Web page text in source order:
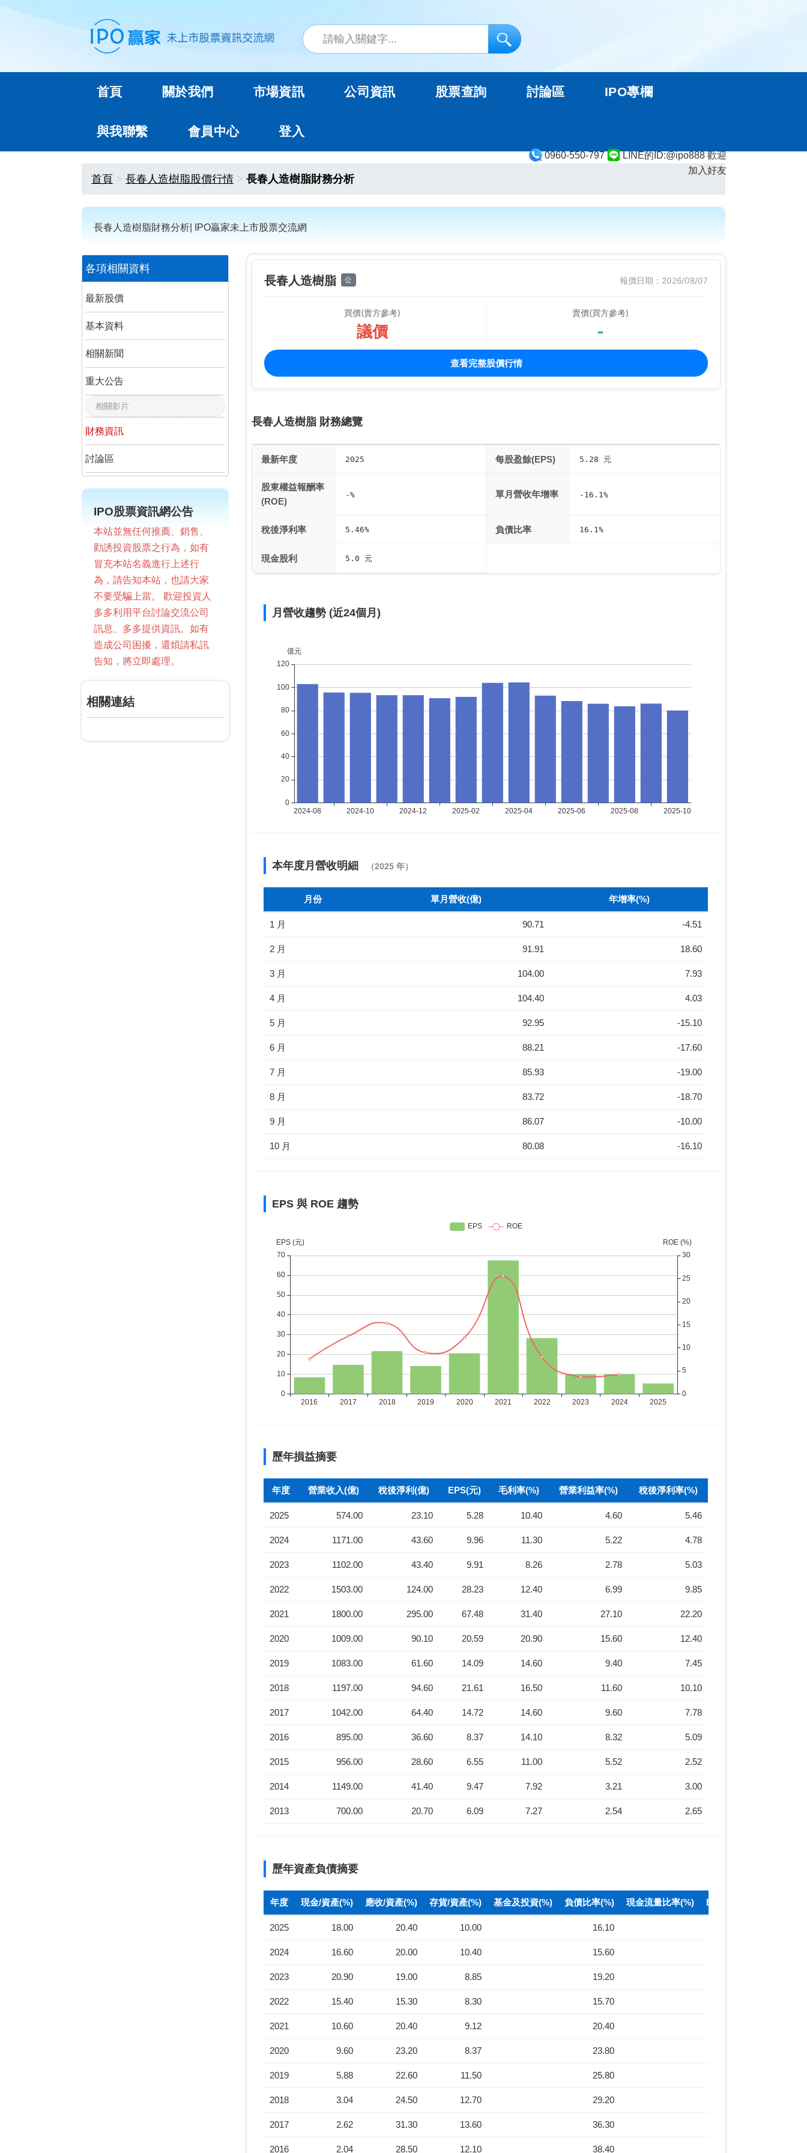
0960-550-797
LINE的ID:@ipo888 歡迎
加入好友
首頁 關於我們 市場資訊 公司資訊 股票查詢 討論區 IPO專欄
與我聯繫 會員中心 登入
首頁 長春人造樹脂股價行情 長春人造樹脂財務分析
長春人造樹脂財務分析| IPO贏家未上市股票交流網
各項相關資料
最新股價
基本資料
相關新聞
重大公告
相關影片
財務資訊
討論區
IPO股票資訊網公告
本站並無任何推薦、銷售、
勸誘投資股票之行為，如有
冒充本站名義進行上述行
為，請告知本站，也請大家
不要受騙上當。 歡迎投資人
多多利用平台討論交流公司
訊息、多多提供資訊。如有
造成公司困擾，還煩請私訊
告知，將立即處理。
相關連結
長春人造樹脂 公 報價日期：2026/08/07
買價(賣方參考)
議價
賣價(買方參考)
-
查看完整股價行情
長春人造樹脂 財務總覽
最新年度 2025 每股盈餘(EPS) 5.28 元
股東權益報酬率
(ROE)
-% 單月營收年增率 -16.1%
稅後淨利率 5.46% 負債比率 16.1%
現金股利 5.0 元
月營收趨勢 (近24個月)
本年度月營收明細 （2025 年）
月份 單月營收(億) 年增率(%)
1 月 90.71 -4.51
2 月 91.91 18.60
3 月 104.00 7.93
4 月 104.40 4.03
5 月 92.95 -15.10
6 月 88.21 -17.60
7 月 85.93 -19.00
8 月 83.72 -18.70
9 月 86.07 -10.00
10 月 80.08 -16.10
EPS 與 ROE 趨勢
歷年損益摘要
年度 營業收入(億) 稅後淨利(億) EPS(元) 毛利率(%) 營業利益率(%) 稅後淨利率(%)
2025 574.00 23.10 5.28 10.40 4.60 5.46
2024 1171.00 43.60 9.96 11.30 5.22 4.78
2023 1102.00 43.40 9.91 8.26 2.78 5.03
2022 1503.00 124.00 28.23 12.40 6.99 9.85
2021 1800.00 295.00 67.48 31.40 27.10 22.20
2020 1009.00 90.10 20.59 20.90 15.60 12.40
2019 1083.00 61.60 14.09 14.60 9.40 7.45
2018 1197.00 94.60 21.61 16.50 11.60 10.10
2017 1042.00 64.40 14.72 14.60 9.60 7.78
2016 895.00 36.60 8.37 14.10 8.32 5.09
2015 956.00 28.60 6.55 11.00 5.52 2.52
2014 1149.00 41.40 9.47 7.92 3.21 3.00
2013 700.00 20.70 6.09 7.27 2.54 2.65
歷年資產負債摘要
年度 現金/資產(%) 應收/資產(%) 存貨/資產(%) 基金及投資(%) 負債比率(%) 現金流量比率(%) BPS(元)
2025 18.00 20.40 10.00 16.10
2024 16.60 20.00 10.40 15.60
2023 20.90 19.00 8.85 19.20
2022 15.40 15.30 8.30 15.70
2021 10.60 20.40 9.12 20.40
2020 9.60 23.20 8.37 23.80
2019 5.88 22.60 11.50 25.80
2018 3.04 24.50 12.70 29.20
2017 2.62 31.30 13.60 36.30
2016 2.04 28.50 12.10 38.40